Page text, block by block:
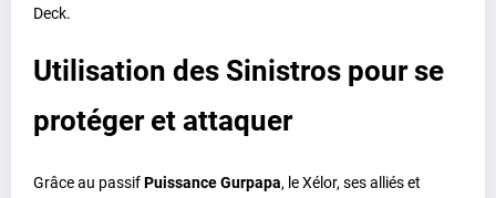
Deck.
Utilisation des Sinistros pour se
protéger et attaquer
Grâce au passifPuissance Gurpapa, le Xélor, ses alliés et